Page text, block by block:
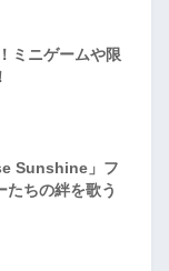
ミニゲームや限
Sunshine」フ
たちの絆を歌う